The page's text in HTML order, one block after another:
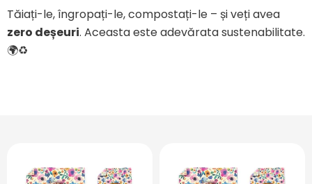
Tăiați-le, îngropați-le, compostați-le – și veți avea
zero deșeuri. Aceasta este adevărata sustenabilitate.
🌍♻️